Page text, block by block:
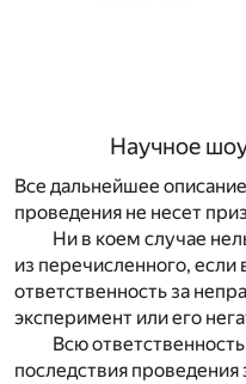
Научное
Все дальнейшее
проведения не несет
Ни в коем случае
из перечисленного, если
ответственность за
эксперимент или его
Всю
последствия